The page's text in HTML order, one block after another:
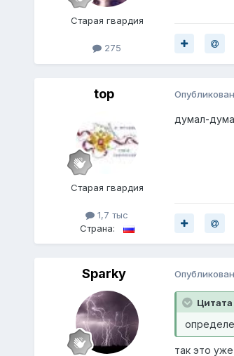
Старая гвардия
275
top
Старая гвардия
1,7 тыс
Страна:
думал-
Sparky
Цитата
так это